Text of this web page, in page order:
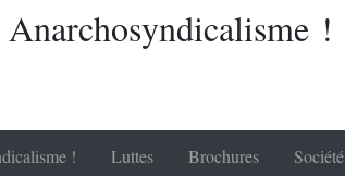
!
! Luttes Brochures Société